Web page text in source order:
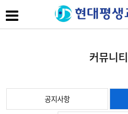
커뮤니티
공지사항